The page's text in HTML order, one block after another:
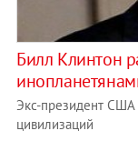
Билл Клинтон
Экс-президент США
цивилизаций